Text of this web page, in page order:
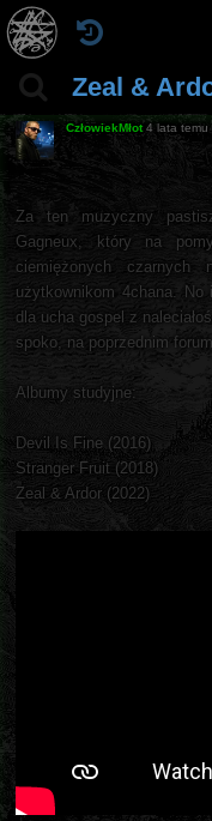
Zeal &
CzłowiekMłot 4 lata temu
Za ten muzyczny
Gagneux, który na
ciemiężonych czarnych
użytkownikom 4chana.
dla ucha gospel z
spoko, na poprzednim
Albumy studyjne:
Devil Is Fine (2016)
Stranger Fruit (2018)
Zeal & Ardor (2022)